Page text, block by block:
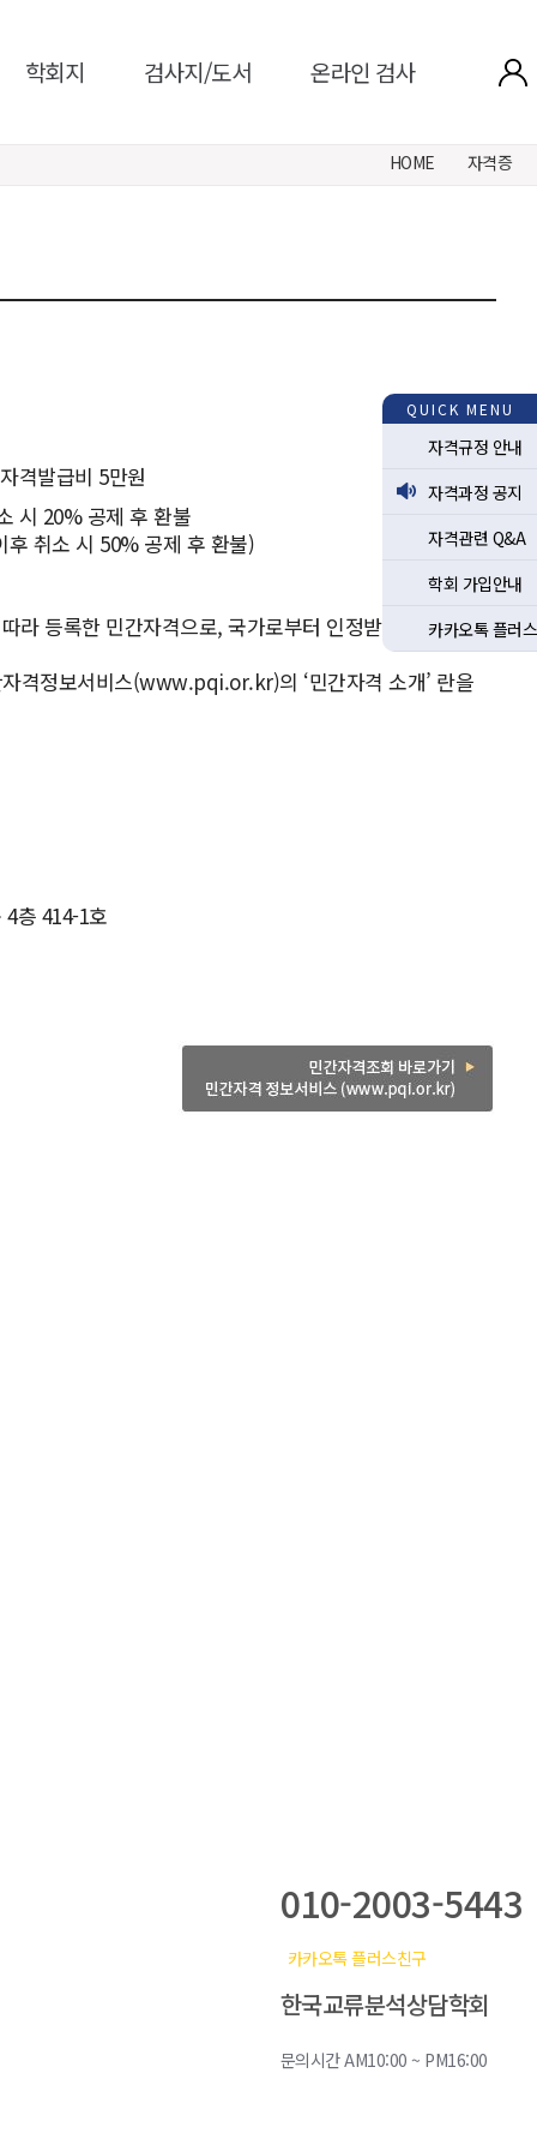
학회지 검사지/도서 온라인 검사
HOME 자격증
QUICK MENU
자격규정 안내
자격과정 공지
자격관련 Q&A
학회 가입안내
카카오톡 플러스
격발급비 5만원
시 20% 공제 후 환불
취소 시 50% 공제 후 환불)
등록한 민간자격으로, 국가로부터 인정받은 공인자격
격정보서비스(www.pqi.or.kr)의 ‘민간자격 소개’ 란을
층 414-1호
010-2003-5443
카카오톡 플러스친구
한국교류분석상담학회
문의시간 AM10:00 ~ PM16:00